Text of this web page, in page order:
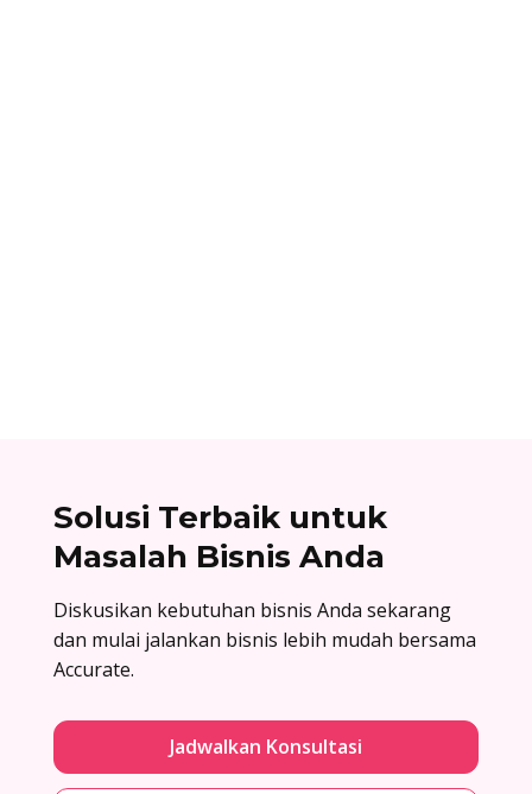
Solusi Terbaik untuk
Masalah Bisnis Anda
Diskusikan kebutuhan bisnis Anda sekarang
dan mulai jalankan bisnis lebih mudah bersama
Accurate.
Jadwalkan Konsultasi